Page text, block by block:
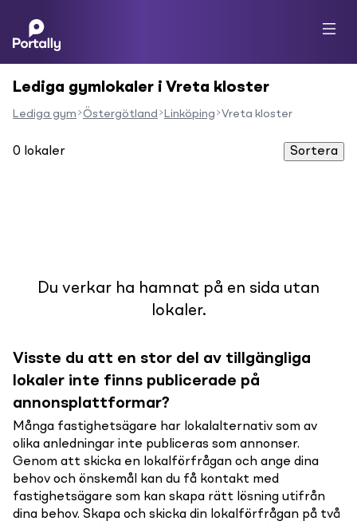
Lediga gymlokaler i Vreta kloster
Lediga gym Östergötland Linköping Vreta kloster
0 lokaler Sortera
Du verkar ha hamnat på en sida utan
lokaler.
Visste du att en stor del av tillgängliga
lokaler inte finns publicerade på
annonsplattformar?
Många fastighetsägare har lokalalternativ som av
olika anledningar inte publiceras som annonser.
Genom att skicka en lokalförfrågan och ange dina
behov och önskemål kan du få kontakt med
fastighetsägare som kan skapa rätt lösning utifrån
dina behov. Skapa och skicka din lokalförfrågan på två